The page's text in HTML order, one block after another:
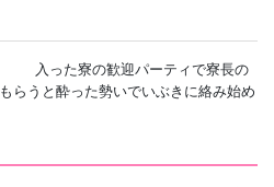
入った寮の歓迎パーティで寮長の
らうと酔った勢いでいぶきに絡み始め